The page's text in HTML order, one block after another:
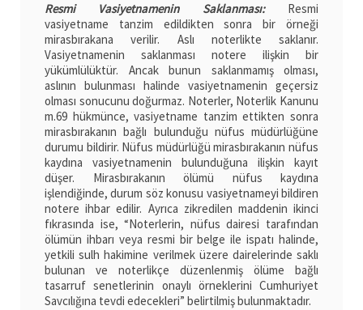
Resmi Vasiyetnamenin Saklanması:Resmi
vasiyetname tanzim edildikten sonra bir örneği
mirasbırakana verilir. Aslı noterlikte saklanır.
Vasiyetnamenin saklanması notere ilişkin bir
yükümlülüktür. Ancak bunun saklanmamış olması,
aslının bulunması halinde vasiyetnamenin geçersiz
olması sonucunu doğurmaz. Noterler, Noterlik Kanunu
m.69 hükmünce, vasiyetname tanzim ettikten sonra
mirasbırakanın bağlı bulunduğu nüfus müdürlüğüne
durumu bildirir. Nüfus müdürlüğü mirasbırakanın nüfus
kaydına vasiyetnamenin bulunduğuna ilişkin kayıt
düşer. Mirasbırakanın ölümü nüfus kaydına
işlendiğinde, durum söz konusu vasiyetnameyi bildiren
notere ihbar edilir. Ayrıca zikredilen maddenin ikinci
fıkrasında ise, “Noterlerin, nüfus dairesi tarafından
ölümün ihbarı veya resmi bir belge ile ispatı halinde,
yetkili sulh hakimine verilmek üzere dairelerinde saklı
bulunan ve noterlikçe düzenlenmiş ölüme bağlı
tasarruf senetlerinin onaylı örneklerini Cumhuriyet
Savcılığına tevdi edecekleri” belirtilmiş bulunmaktadır.